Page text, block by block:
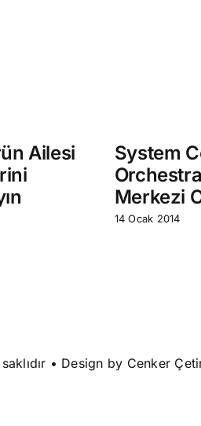
Ailesi
System
Merkezi
14 Ocak 2014
• Design by Cenker